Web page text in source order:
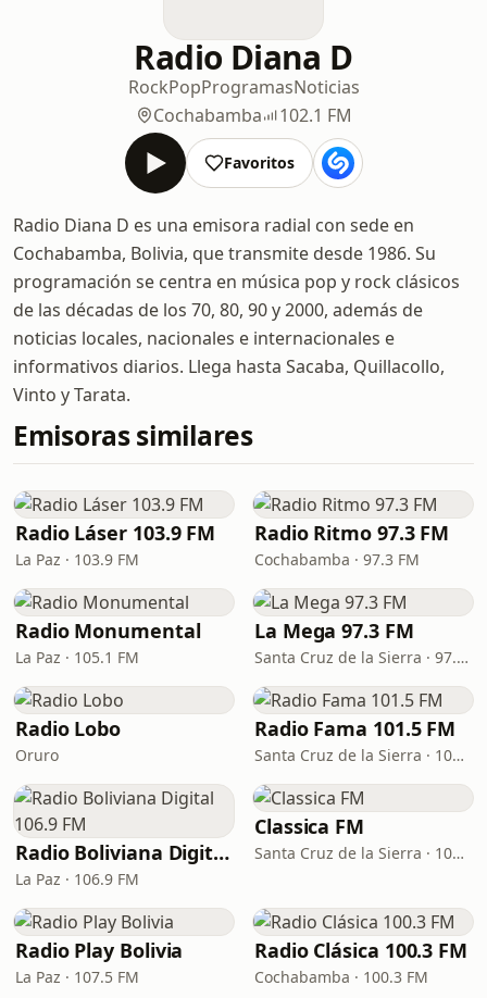
Radio Diana D
RockPopProgramasNoticias
Cochabamba
102.1 FM
Favoritos
Radio Diana D es una emisora radial con sede en
Cochabamba, Bolivia, que transmite desde 1986. Su
programación se centra en música pop y rock clásicos
de las décadas de los 70, 80, 90 y 2000, además de
noticias locales, nacionales e internacionales e
informativos diarios. Llega hasta Sacaba, Quillacollo,
Vinto y Tarata.
Emisoras similares
Radio Láser 103.9 FM
La Paz · 103.9 FM
Radio Ritmo 97.3 FM
Cochabamba · 97.3 FM
Radio Monumental
La Paz · 105.1 FM
La Mega 97.3 FM
Santa Cruz de la Sierra · 97.3 FM
Radio Lobo
Oruro
Radio Fama 101.5 FM
Santa Cruz de la Sierra · 101.5 FM
Radio Boliviana Digital 106.9 FM
La Paz · 106.9 FM
Classica FM
Santa Cruz de la Sierra · 106.9 FM
Radio Play Bolivia
La Paz · 107.5 FM
Radio Clásica 100.3 FM
Cochabamba · 100.3 FM